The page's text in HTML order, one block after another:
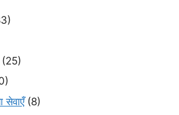
(25)
सेवाएँ(8)